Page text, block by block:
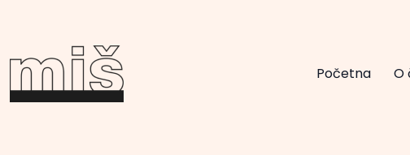
Početna O